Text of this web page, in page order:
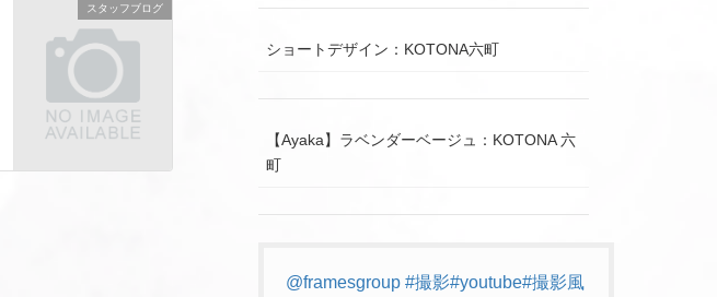
スタッフブログ
ショートデザイン：KOTONA六町
【Ayaka】ラベンダーベージュ：KOTONA 六
町
@framesgroup #撮影#youtube#撮影風